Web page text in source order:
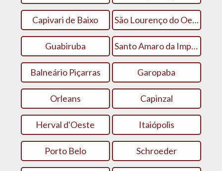
Capivari de Baixo São Lourenço do Oeste
Guabiruba Santo Amaro da Imperatriz
Balneário Piçarras Garopaba
Orleans Capinzal
Herval d'Oeste Itaiópolis
Porto Belo Schroeder